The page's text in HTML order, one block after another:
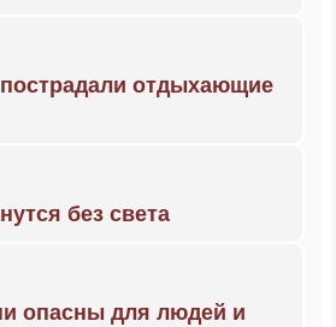
отдыхающие
без света
опасны для людей и